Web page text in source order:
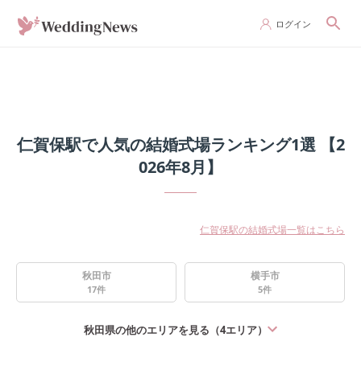
ログイン
仁賀保駅で人気の結婚式場ランキング1選 【2
026年8月】
仁賀保駅の結婚式場一覧はこちら
秋田市
17件
横手市
5件
秋田県の他のエリアを見る（4エリア）